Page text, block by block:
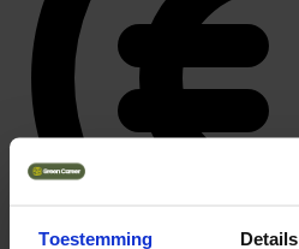
Toestemming Details